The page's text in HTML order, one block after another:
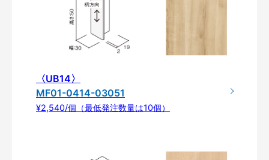
〈UB14〉
MF01-0414-03051
¥2,540/個（最低発注数量は10個）